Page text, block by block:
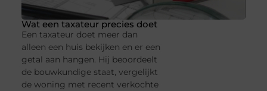
Wat een taxateur precies doet
Een taxateur doet meer dan
alleen een huis bekijken en er een
getal aan hangen. Hij beoordeelt
de bouwkundige staat, vergelijkt
de woning met recent verkochte